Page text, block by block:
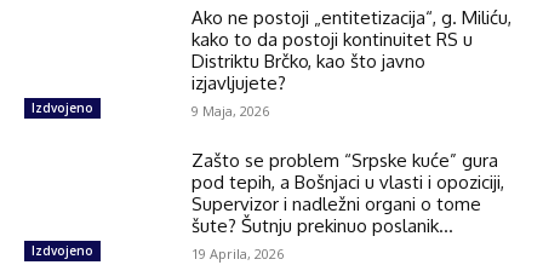
Izdvojeno
Ako ne postoji „entitetizacija“, g. Miliću,
kako to da postoji kontinuitet RS u
Distriktu Brčko, kao što javno
izjavljujete?
9 Maja, 2026
Izdvojeno
Zašto se problem “Srpske kuće” gura
pod tepih, a Bošnjaci u vlasti i opoziciji,
Supervizor i nadležni organi o tome
šute? Šutnju prekinuo poslanik...
19 Aprila, 2026